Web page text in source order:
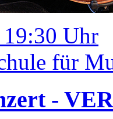
Uhr
für
-